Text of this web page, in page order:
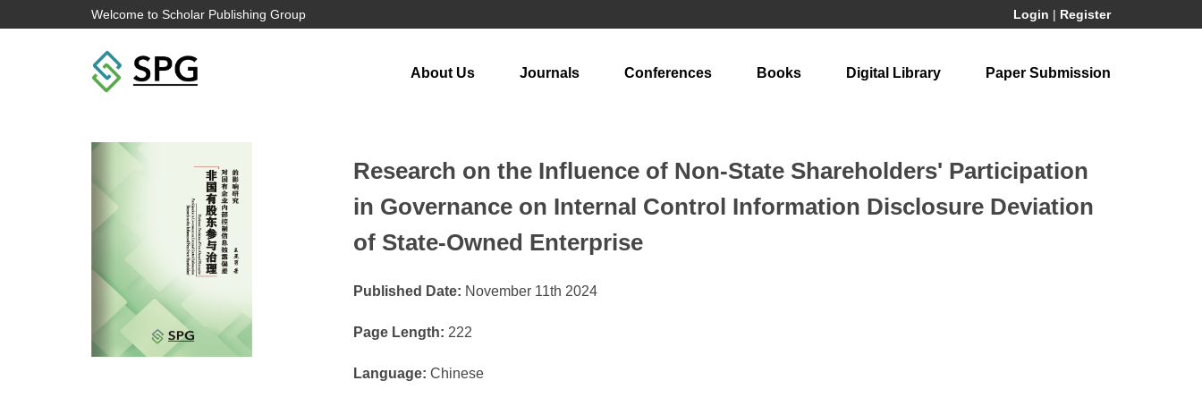
Welcome to Scholar Publishing Group Login | Register
About Us Journals Conferences Books Digital Library Paper Submission
Research on the Influence of Non-State Shareholders' Participation
in Governance on Internal Control Information Disclosure Deviation
of State-Owned Enterprise
Published Date: November 11th 2024
Page Length: 222
Language: Chinese